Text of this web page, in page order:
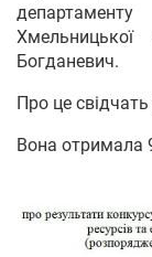
Хмельницької
Богданевич.
Про це
Вона отримала